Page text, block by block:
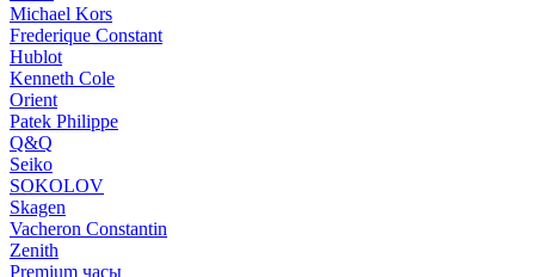
Michael Kors
Frederique Constant
Hublot
Kenneth Cole
Orient
Patek Philippe
Q&Q
Seiko
SOKOLOV
Skagen
Vacheron Constantin
Zenith
Premium часы